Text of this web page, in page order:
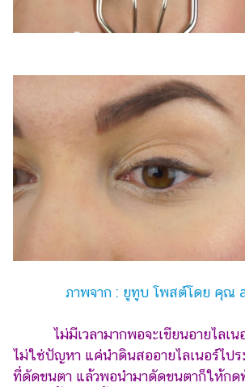
ภาพจาก : ยูทูบ โพสต์โดย คุณ
ไม่มีเวลามากพอจะเขียนอายไลเ
ไม่ใช่ปัญหา แค่นำดินสออายไลเนอร์ไป
ที่ดัดขนตา แล้วพอนำมาดัดขนตาก็ให้กด